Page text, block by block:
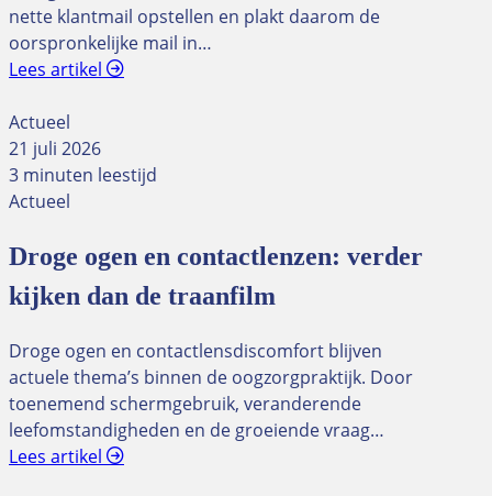
nette klantmail opstellen en plakt daarom de
oorspronkelijke mail in…
Lees artikel
Actueel
21 juli 2026
3 minuten leestijd
Actueel
Droge ogen en contactlenzen: verder
kijken dan de traanfilm
Droge ogen en contactlensdiscomfort blijven
actuele thema’s binnen de oogzorgpraktijk. Door
toenemend schermgebruik, veranderende
leefomstandigheden en de groeiende vraag…
Lees artikel